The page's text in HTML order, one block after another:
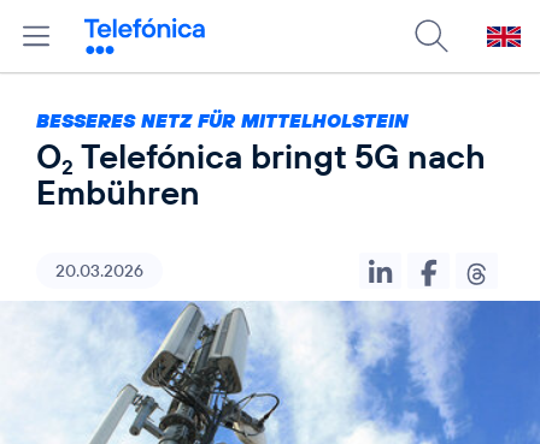
BESSERES NETZ FÜR MITTELHOLSTEIN
O2 Telefónica bringt 5G nach
Embühren
20.03.2026